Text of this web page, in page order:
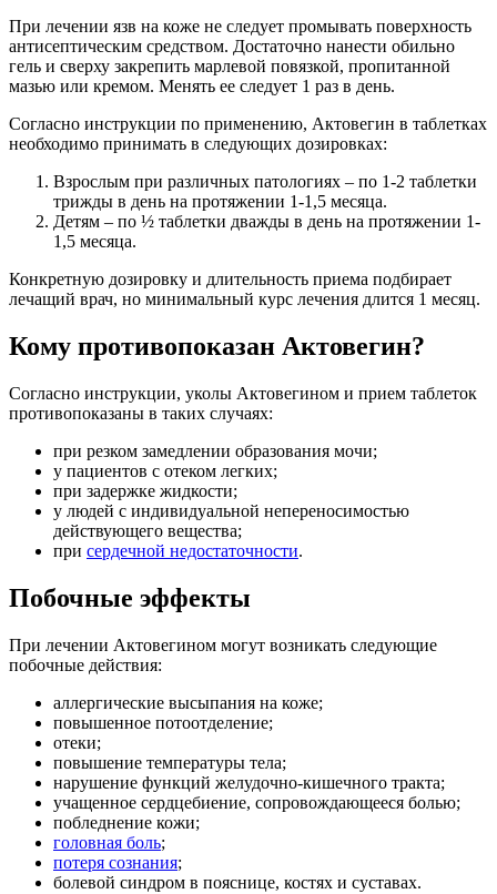
При лечении язв на коже не следует промывать поверхность
антисептическим средством. Достаточно нанести обильно
гель и сверху закрепить марлевой повязкой, пропитанной
мазью или кремом. Менять ее следует 1 раз в день.
Согласно инструкции по применению, Актовегин в таблетках
необходимо принимать в следующих дозировках:
Взрослым при различных патологиях – по 1-2 таблетки
трижды в день на протяжении 1-1,5 месяца.
Детям – по ½ таблетки дважды в день на протяжении 1-
1,5 месяца.
Конкретную дозировку и длительность приема подбирает
лечащий врач, но минимальный курс лечения длится 1 месяц.
Кому противопоказан Актовегин?
Согласно инструкции, уколы Актовегином и прием таблеток
противопоказаны в таких случаях:
при резком замедлении образования мочи;
у пациентов с отеком легких;
при задержке жидкости;
у людей с индивидуальной непереносимостью
действующего вещества;
при сердечной недостаточности.
Побочные эффекты
При лечении Актовегином могут возникать следующие
побочные действия:
аллергические высыпания на коже;
повышенное потоотделение;
отеки;
повышение температуры тела;
нарушение функций желудочно-кишечного тракта;
учащенное сердцебиение, сопровождающееся болью;
побледнение кожи;
головная боль;
потеря сознания;
болевой синдром в пояснице, костях и суставах.